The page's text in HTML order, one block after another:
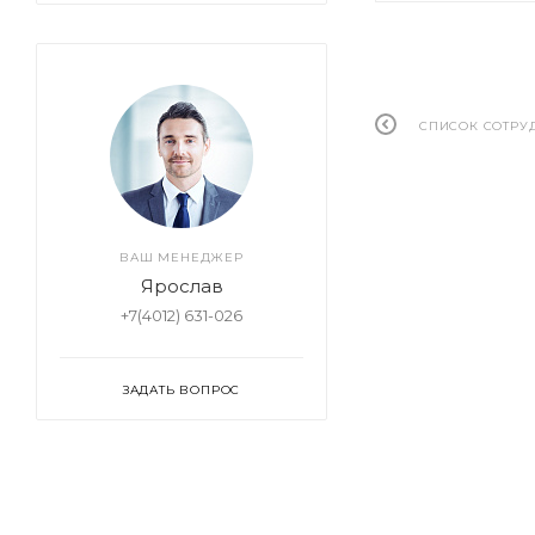
СПИСОК
ВАШ МЕНЕДЖЕР
Ярослав
+7(4012) 631-026
ЗАДАТЬ ВОПРОС